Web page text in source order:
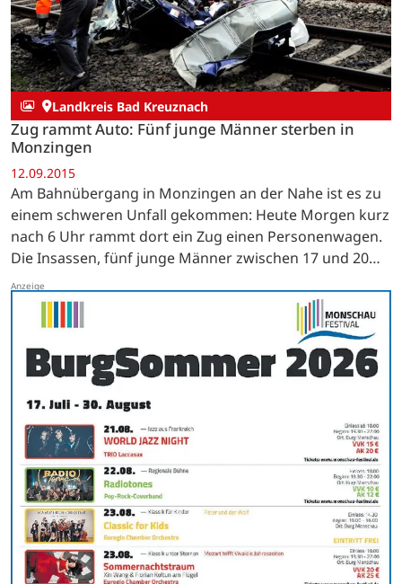
Landkreis Bad Kreuznach
Zug rammt Auto: Fünf junge Männer sterben in
Monzingen
12.09.2015
Am Bahnübergang in Monzingen an der Nahe ist es zu
einem schweren Unfall gekommen: Heute Morgen kurz
nach 6 Uhr rammt dort ein Zug einen Personenwagen.
Die Insassen, fünf junge Männer zwischen 17 und 20
Jahren, sterben.